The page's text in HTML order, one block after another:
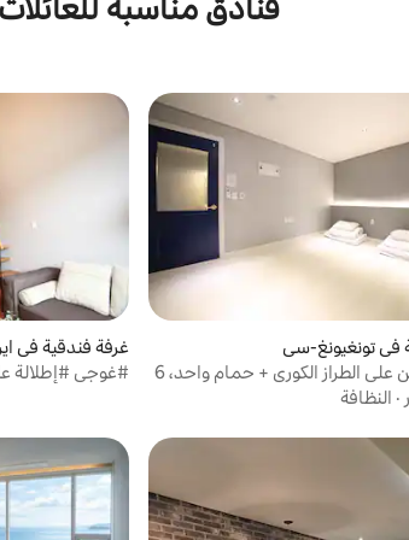
فنادق مناسبة للعائلات
في تونغيونغ-سي
جناح بغرفتين على الطراز الكوري + حمام واحد، 6
مجاني)· النظافة
غرفة فندقية في
#غوجي #إطلالة